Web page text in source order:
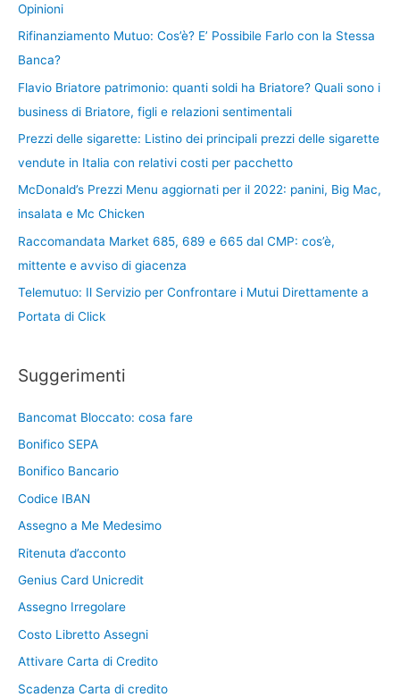
Opinioni
Rifinanziamento Mutuo: Cos’è? E’ Possibile Farlo con la Stessa
Banca?
Flavio Briatore patrimonio: quanti soldi ha Briatore? Quali sono i
business di Briatore, figli e relazioni sentimentali
Prezzi delle sigarette: Listino dei principali prezzi delle sigarette
vendute in Italia con relativi costi per pacchetto
McDonald’s Prezzi Menu aggiornati per il 2022: panini, Big Mac,
insalata e Mc Chicken
Raccomandata Market 685, 689 e 665 dal CMP: cos’è,
mittente e avviso di giacenza
Telemutuo: Il Servizio per Confrontare i Mutui Direttamente a
Portata di Click
Suggerimenti
Bancomat Bloccato: cosa fare
Bonifico SEPA
Bonifico Bancario
Codice IBAN
Assegno a Me Medesimo
Ritenuta d’acconto
Genius Card Unicredit
Assegno Irregolare
Costo Libretto Assegni
Attivare Carta di Credito
Scadenza Carta di credito